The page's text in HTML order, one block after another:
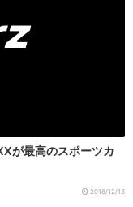
が最高のスポーツカ
2018/12/13